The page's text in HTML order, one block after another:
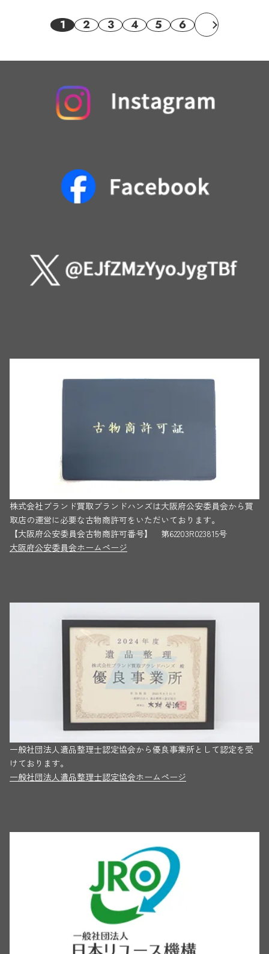
1 2 3 4 5 6
株式会社ブランド買取ブランドハンズは大阪府公安委員会から買
取店の運営に必要な古物商許可をいただいております。
【大阪府公安委員会古物商許可番号】 第62203R023815号
大阪府公安委員会ホームページ
一般社団法人遺品整理士認定協会から優良事業所として認定を受
けております。
一般社団法人遺品整理士認定協会ホームページ